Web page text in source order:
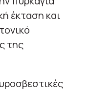
έκταση και
της